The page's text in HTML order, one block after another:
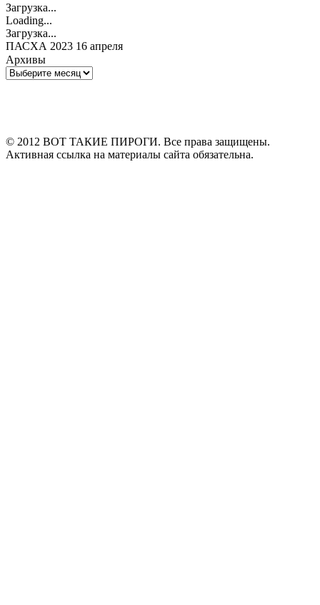
Загрузка...
Loading...
Загрузка...
ПАСХА 2023 16 апреля
Архивы
Архивы
© 2012 ВОТ ТАКИЕ ПИРОГИ. Все права защищены.
Активная ссылка на материалы сайта обязательна.